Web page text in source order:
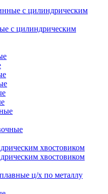
с цилиндрическим
с цилиндрическим
хвостовиком
хвостовиком
ц/х по металлу